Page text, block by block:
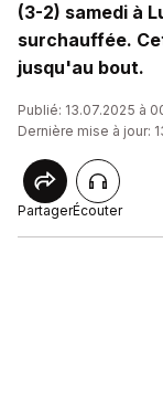
(3-2) samedi à
surchauffée.
jusqu'au bout.
Publié: 13.07.2025 à
Dernière mise à jour:
PartagerÉcouter